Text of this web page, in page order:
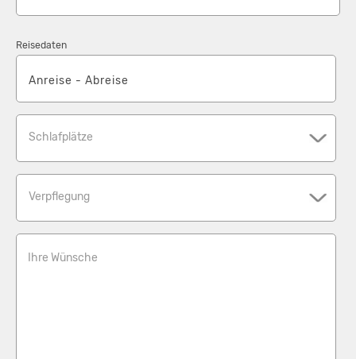
Reisedaten
Schlafplätze
Verpflegung
Ihre Wünsche